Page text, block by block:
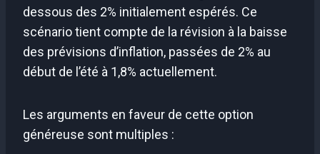
dessous des 2% initialement espérés. Ce
scénario tient compte de la révision à la baisse
des prévisions d’inflation, passées de 2% au
début de l’été à 1,8% actuellement.
Les arguments en faveur de cette option
généreuse sont multiples :